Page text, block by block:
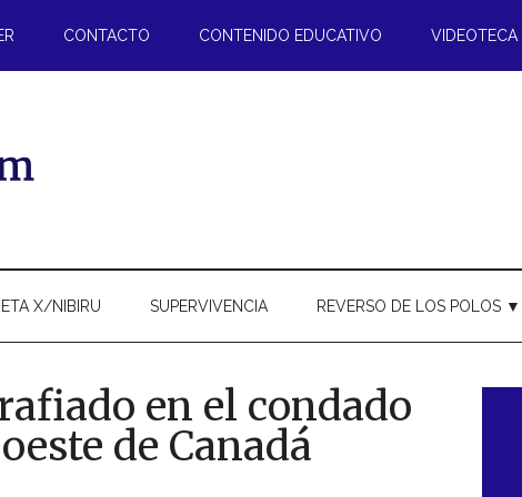
CONTACTO CONTENIDO EDUCATIVO VIDEOTECA
X/NIBIRU SUPERVIVENCIA REVERSO DE LOS POLOS ▼
en el condado
de Canadá